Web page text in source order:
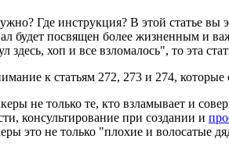
Где инструкция? В этой статье
будет посвящен более жизненным и
хоп и все взломалось", то эта
к статьям 272, 273 и 274,
не только те, кто взламывает и
консультирование при создании и
это не только "плохие и волосатые